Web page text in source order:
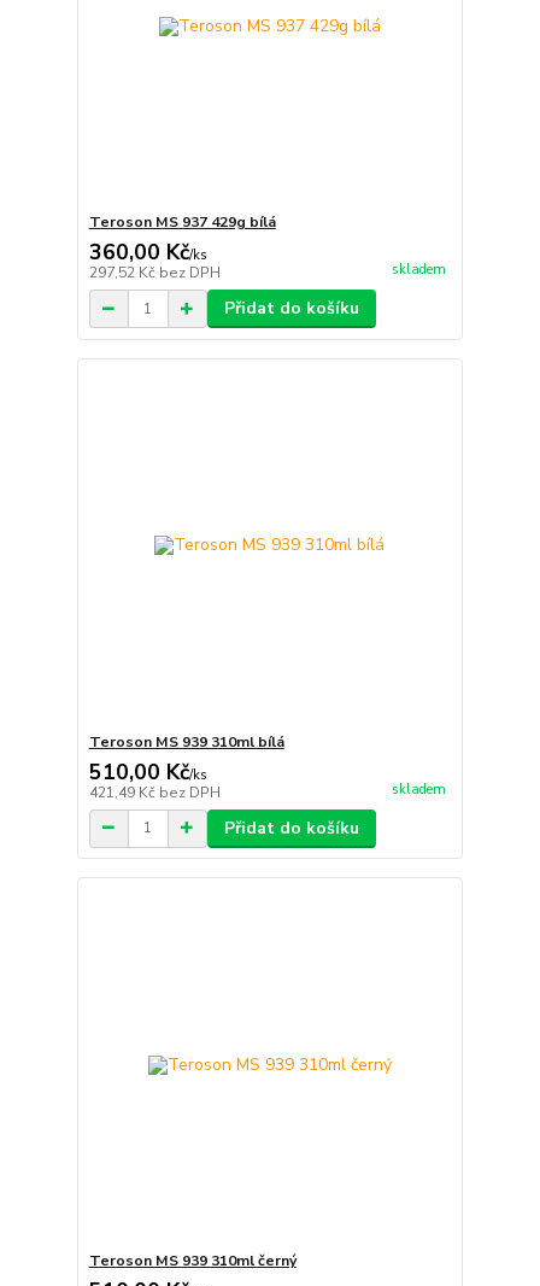
Teroson MS 937 429g bílá
360,00 Kč/ks
297,52 Kč bez DPH skladem
Přidat do košíku
Teroson MS 939 310ml bílá
510,00 Kč/ks
421,49 Kč bez DPH skladem
Přidat do košíku
Teroson MS 939 310ml černý